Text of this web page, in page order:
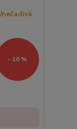
- 10 %